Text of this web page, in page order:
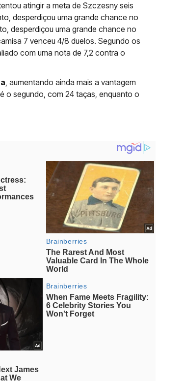
atingir a meta de Szczesny seis
desperdiçou uma grande chance no
desperdiçou uma grande chance no
7 venceu 4/8 duelos. Segundo os
com uma nota de 7,2 contra o
, aumentando ainda mais a vantagem
o segundo, com 24 taças, enquanto o